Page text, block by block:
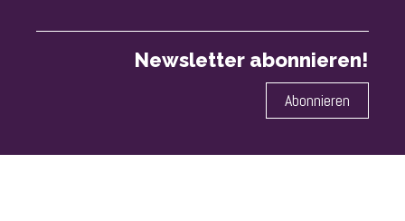
Newsletter abonnieren!
Abonnieren